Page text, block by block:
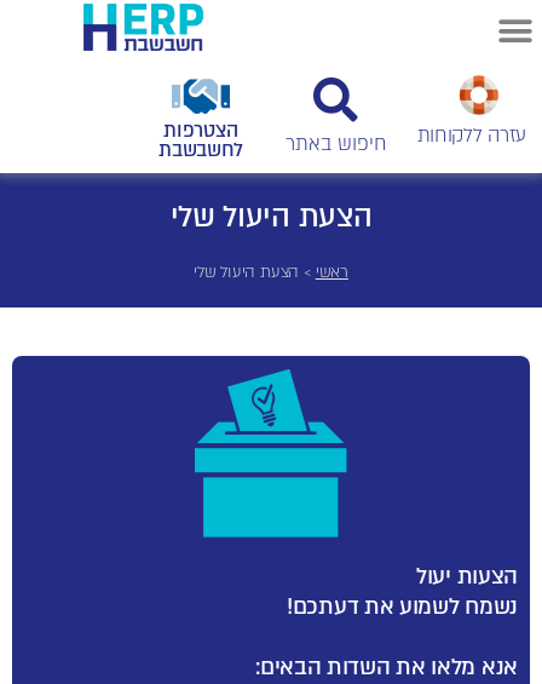
עזרה ללקוחות הצטרפות
לחשבשבת
הצעת היעול שלי
ראשי > הצעת היעול שלי
הצעות יעול
נשמח לשמוע את דעתכם!
אנא מלאו את השדות הבאים: